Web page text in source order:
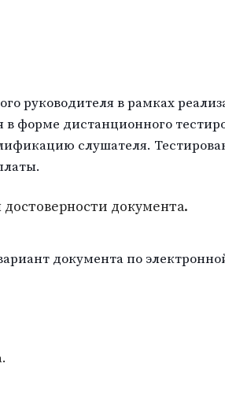
руководителя в рамках
в форме дистанционного
слушателя.
документа.
документа по